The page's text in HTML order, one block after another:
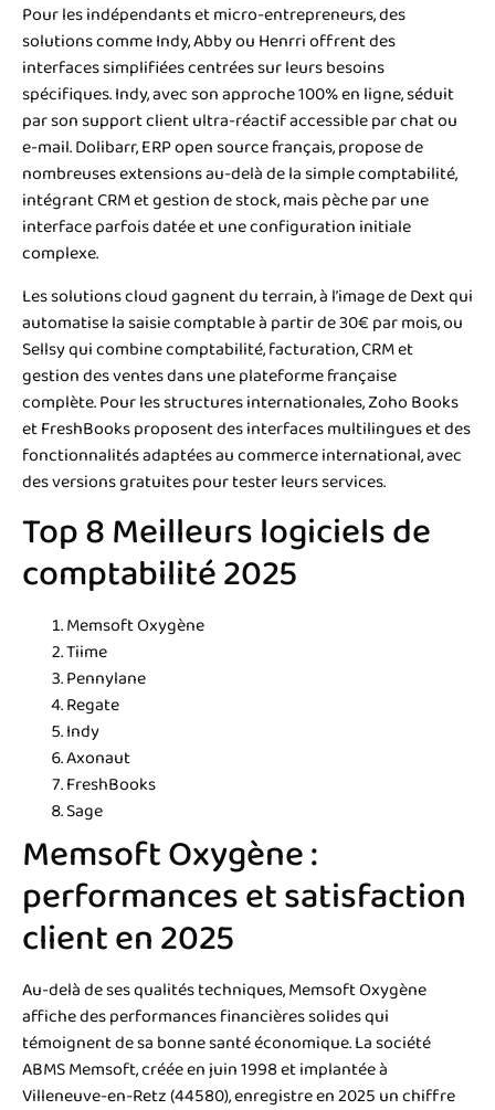
Pour les indépendants et micro-entrepreneurs, des
solutions comme Indy, Abby ou Henrri offrent des
interfaces simplifiées centrées sur leurs besoins
spécifiques. Indy, avec son approche 100% en ligne, séduit
par son support client ultra-réactif accessible par chat ou
e-mail. Dolibarr, ERP open source français, propose de
nombreuses extensions au-delà de la simple comptabilité,
intégrant CRM et gestion de stock, mais pèche par une
interface parfois datée et une configuration initiale
complexe.
Les solutions cloud gagnent du terrain, à l’image de Dext qui
automatise la saisie comptable à partir de 30€ par mois, ou
Sellsy qui combine comptabilité, facturation, CRM et
gestion des ventes dans une plateforme française
complète. Pour les structures internationales, Zoho Books
et FreshBooks proposent des interfaces multilingues et des
fonctionnalités adaptées au commerce international, avec
des versions gratuites pour tester leurs services.
Top 8 Meilleurs logiciels de
comptabilité 2025
Memsoft Oxygène
Tiime
Pennylane
Regate
Indy
Axonaut
FreshBooks
Sage
Memsoft Oxygène :
performances et satisfaction
client en 2025
Au-delà de ses qualités techniques, Memsoft Oxygène
affiche des performances financières solides qui
témoignent de sa bonne santé économique. La société
ABMS Memsoft, créée en juin 1998 et implantée à
Villeneuve-en-Retz (44580), enregistre en 2025 un chiffre